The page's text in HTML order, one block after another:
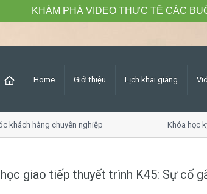
Home Giới thiệu Lịch khai giảng
khách hàng chuyên nghiệp Khóa học
giao tiếp thuyết trình K45: Sự cố
KHÁM PHÁ VIDEO THỰC TẾ CÁC